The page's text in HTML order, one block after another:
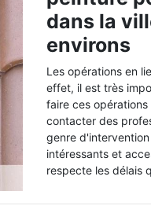
dans la
environs
Les opérations en
effet, il est très
faire ces
contacter des
genre
intéressants et
respecte les délais